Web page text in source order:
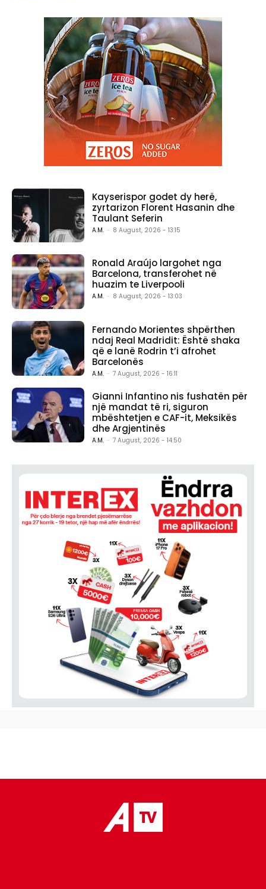
Kayserispor godet dy herë,
zyrtarizon Florent Hasanin dhe
Taulant Seferin
A.M. - 8 August, 2026 - 13:15
Ronald Araújo largohet nga
Barcelona, transferohet në
huazim te Liverpooli
A.M. - 8 August, 2026 - 13:03
Fernando Morientes shpërthen
ndaj Real Madridit: Është shaka
që e lanë Rodrin t’i afrohet
Barcelonës
A.M. - 7 August, 2026 - 16:11
Gianni Infantino nis fushatën për
një mandat të ri, siguron
mbështetjen e CAF-it, Meksikës
dhe Argjentinës
A.M. - 7 August, 2026 - 14:50